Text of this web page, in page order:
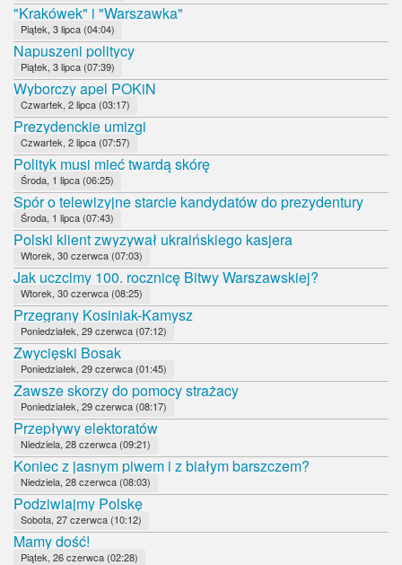
"Krakówek" i "Warszawka"
Piątek, 3 lipca (04:04)
Napuszeni politycy
Piątek, 3 lipca (07:39)
Wyborczy apel POKiN
Czwartek, 2 lipca (03:17)
Prezydenckie umizgi
Czwartek, 2 lipca (07:57)
Polityk musi mieć twardą skórę
Środa, 1 lipca (06:25)
Spór o telewizyjne starcie kandydatów do prezydentury
Środa, 1 lipca (07:43)
Polski klient zwyzywał ukraińskiego kasjera
Wtorek, 30 czerwca (07:03)
Jak uczcimy 100. rocznicę Bitwy Warszawskiej?
Wtorek, 30 czerwca (08:25)
Przegrany Kosiniak-Kamysz
Poniedziałek, 29 czerwca (07:12)
Zwycięski Bosak
Poniedziałek, 29 czerwca (01:45)
Zawsze skorzy do pomocy strażacy
Poniedziałek, 29 czerwca (08:17)
Przepływy elektoratów
Niedziela, 28 czerwca (09:21)
Koniec z jasnym piwem i z białym barszczem?
Niedziela, 28 czerwca (08:03)
Podziwiajmy Polskę
Sobota, 27 czerwca (10:12)
Mamy dość!
Piątek, 26 czerwca (02:28)